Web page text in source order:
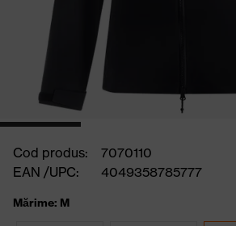
Cod produs:
7070110
EAN /UPC:
4049358785777
Mărime: M